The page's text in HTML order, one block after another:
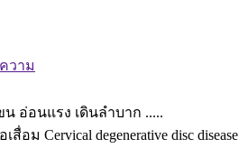
วาม
อ่อนแรง เดินลำบาก .....
อม Cervical degenerative disc disease